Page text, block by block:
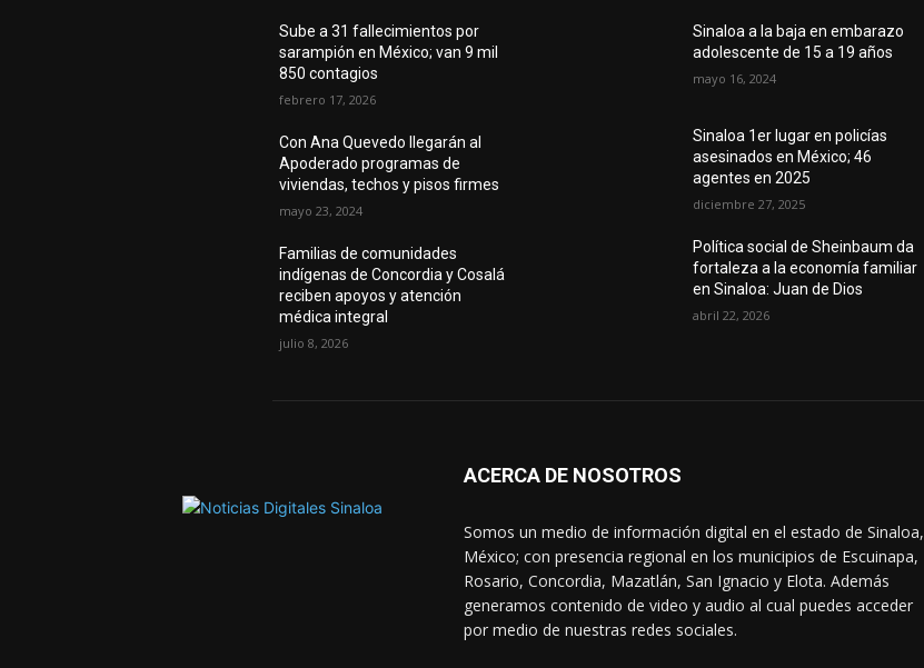
Sube a 31 fallecimientos por
sarampión en México; van 9 mil
850 contagios
febrero 17, 2026
Con Ana Quevedo llegarán al
Apoderado programas de
viviendas, techos y pisos firmes
mayo 23, 2024
Familias de comunidades
indígenas de Concordia y Cosalá
reciben apoyos y atención
médica integral
julio 8, 2026
Sinaloa a la baja en embarazo
adolescente de 15 a 19 años
mayo 16, 2024
Sinaloa 1er lugar en policías
asesinados en México; 46
agentes en 2025
diciembre 27, 2025
Política social de Sheinbaum da
fortaleza a la economía familiar
en Sinaloa: Juan de Dios
abril 22, 2026
ACERCA DE NOSOTROS
Somos un medio de información digital en el estado de Sinaloa,
México; con presencia regional en los municipios de Escuinapa,
Rosario, Concordia, Mazatlán, San Ignacio y Elota. Además
generamos contenido de video y audio al cual puedes acceder
por medio de nuestras redes sociales.